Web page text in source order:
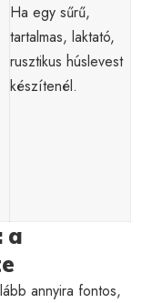
Ha egy sűrű,
tartalmas, laktató,
rusztikus húslevest
készítenél.
a
annyira fontos,